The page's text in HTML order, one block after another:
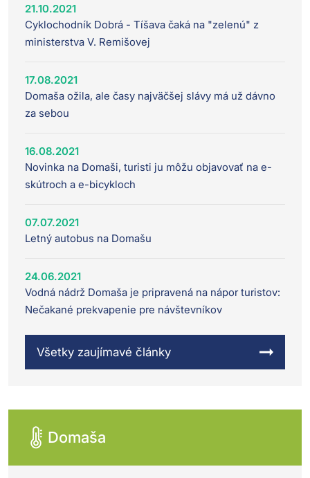
21.10.2021
Cyklochodník Dobrá - Tíšava čaká na "zelenú" z
ministerstva V. Remišovej
17.08.2021
Domaša ožila, ale časy najväčšej slávy má už dávno
za sebou
16.08.2021
Novinka na Domaši, turisti ju môžu objavovať na e-
skútroch a e-bicykloch
07.07.2021
Letný autobus na Domašu
24.06.2021
Vodná nádrž Domaša je pripravená na nápor turistov:
Nečakané prekvapenie pre návštevníkov
Všetky zaujímavé články
Domaša